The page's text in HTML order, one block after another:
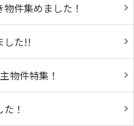
件集めました！
した!!
物件特集！
！